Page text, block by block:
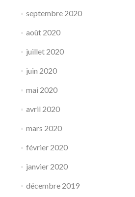
septembre 2020
août 2020
juillet 2020
juin 2020
mai 2020
avril 2020
mars 2020
février 2020
janvier 2020
décembre 2019